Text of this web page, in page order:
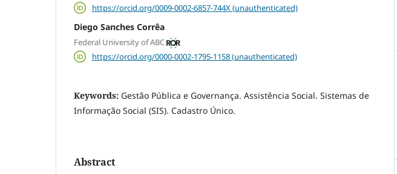
https://orcid.org/0009-0002-6857-744X (unauthenticated)
Diego Sanches Corrêa
Federal University of ABC
https://orcid.org/0000-0002-1795-1158 (unauthenticated)
Keywords: Gestão Pública e Governança. Assistência Social. Sistemas de
Informação Social (SIS). Cadastro Único.
Abstract